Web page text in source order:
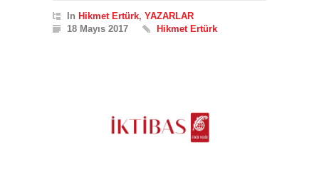
In Hikmet Ertürk, YAZARLAR
18 Mayıs 2017
Hikmet Ertürk